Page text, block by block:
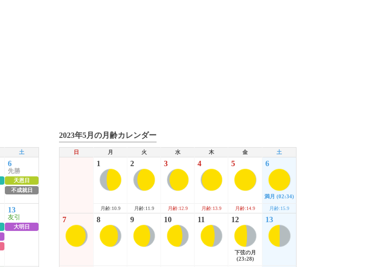
土
6
先勝
天恩日
不成就日
13
友引
大明日
2023年5月の月齢カレンダー
日 月 火 水 木 金 土
1
月齢:10.9
2
月齢:11.9
3
月齢:12.9
4
月齢:13.9
5
月齢:14.9
6
満月(02:34)
月齢:15.9
7 8 9 10 11 12
下弦の月
(23:28)
13